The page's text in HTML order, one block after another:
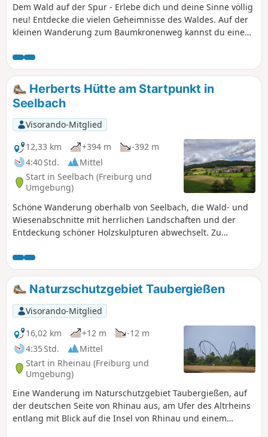
Dem Wald auf der Spur - Erlebe dich und deine Sinne völlig
neu! Entdecke die vielen Geheimnisse des Waldes. Auf der
kleinen Wanderung zum Baumkronenweg kannst du eine
beschnuppern und sogar Bäume verkehrt herum aus dem
Boden wachsen sehen. Der Wald offenbart sich als eine
faszinierende Welt, die gleichermaßen vertraut wie fremd
erscheint.
Herberts Hütte am Startpunkt in
Seelbach
Visorando-Mitglied
12,33 km
+394 m
-392 m
4:40 Std.
Mittel
Start in Seelbach (Freiburg und
Umgebung)
Schöne Wanderung oberhalb von Seelbach, die Wald- und
Wiesenabschnitte mit herrlichen Landschaften und der
Entdeckung schöner Holzskulpturen abwechselt. Zu
steil ist.
Naturzschutzgebiet Taubergießen
Visorando-Mitglied
16,02 km
+12 m
-12 m
4:35 Std.
Mittel
Start in Rheinau (Freiburg und
Umgebung)
Eine Wanderung im Naturschutzgebiet Taubergießen, auf
der deutschen Seite von Rhinau aus, am Ufer des Altrheins
entlang mit Blick auf die Insel von Rhinau und einem